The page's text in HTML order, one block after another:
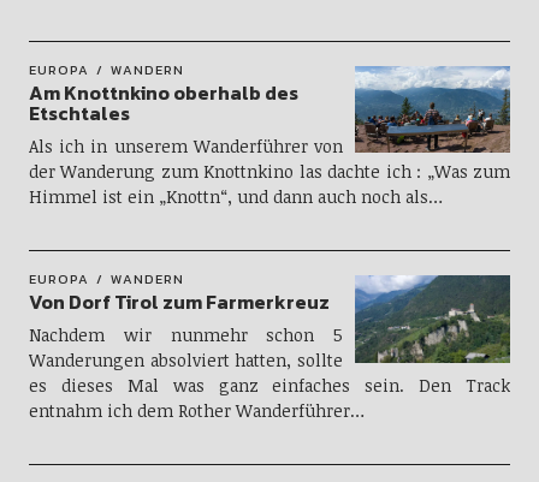
EUROPA WANDERN
Am Knottnkino oberhalb des
Etschtales
Als ich in unserem Wanderführer von
der Wanderung zum Knottnkino las dachte ich : „Was zum
Himmel ist ein „Knottn“, und dann auch noch als…
EUROPA WANDERN
Von Dorf Tirol zum Farmerkreuz
Nachdem wir nunmehr schon 5
Wanderungen absolviert hatten, sollte
es dieses Mal was ganz einfaches sein. Den Track
entnahm ich dem Rother Wanderführer…